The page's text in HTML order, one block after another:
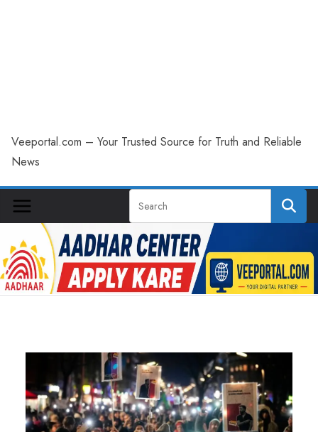
Veeportal.com – Your Trusted Source for Truth and Reliable
News